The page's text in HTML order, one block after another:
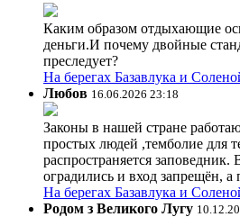
Каким образом отдыхающие
деньги.И почему двойные
преследует?
На берегах Базавлука и
Любов 16.06.2026 23:18
Законы в нашей стране
простых людей ,темболие для
распространяется
оградились и вход запрещён,
На берегах Базавлука и
Родом з Великого Лугу